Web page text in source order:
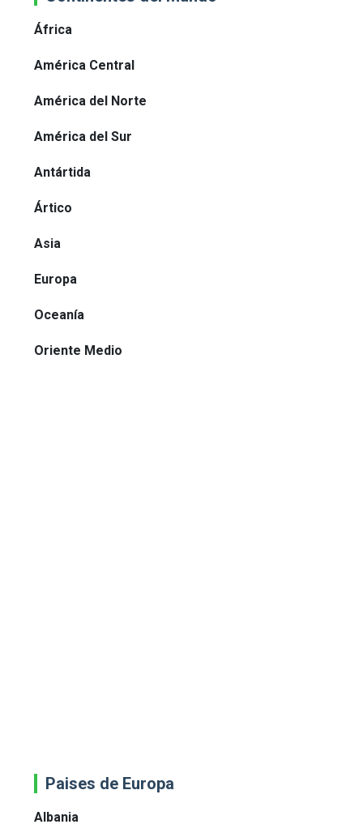
África
América Central
América del Norte
América del Sur
Antártida
Ártico
Asia
Europa
Oceanía
Oriente Medio
Paises de Europa
Albania